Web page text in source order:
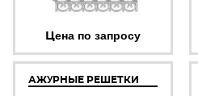
Цена по запросу
АЖУРНЫЕ РЕШЕТКИ